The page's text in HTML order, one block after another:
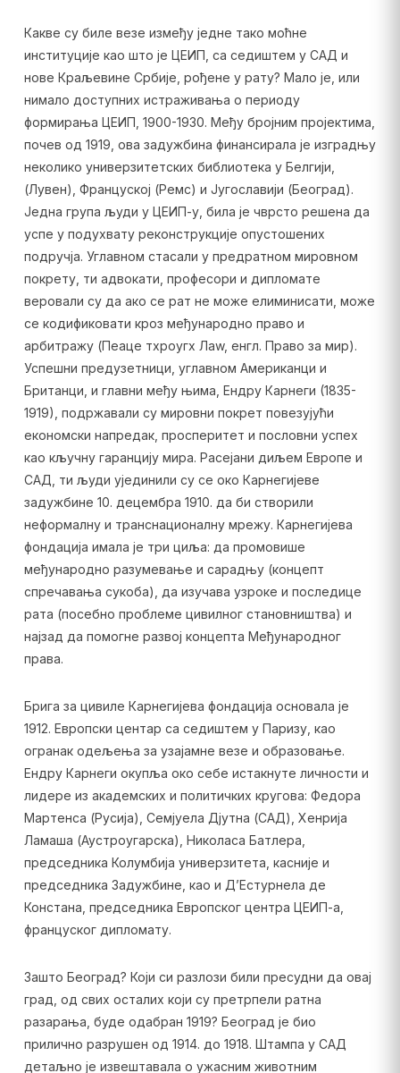
Какве су биле везе између једне тако моћне
институције као што је ЦЕИП, са седиштем у САД и
нове Краљевине Србије, рођене у рату? Мало је, или
нимало доступних истраживања о периоду
формирања ЦЕИП, 1900-1930. Међу бројним пројектима,
почев од 1919, ова задужбина финансирала је изградњу
неколико универзитетских библиотека у Белгији,
(Лувен), Француској (Ремс) и Југославији (Београд).
Једна група људи у ЦЕИП-у, била је чврсто решена да
успе у подухвату реконструкције опустошених
подручја. Углавном стасали у предратном мировном
покрету, ти адвокати, професори и дипломате
веровали су да ако се рат не може елиминисати, може
се кодификовати кроз међународно право и
арбитражу (Пеаце тхроугх Лаw, енгл. Право за мир).
Успешни предузетници, углавном Американци и
Британци, и главни међу њима, Ендру Карнеги (1835-
1919), подржавали су мировни покрет повезујући
економски напредак, просперитет и пословни успех
као кључну гаранцију мира. Расејани диљем Европе и
САД, ти људи ујединили су се око Карнегијеве
задужбине 10. децембра 1910. да би створили
неформалну и транснационалну мрежу. Карнегијева
фондација имала је три циља: да промовише
међународно разумевање и сарадњу (концепт
спречавања сукоба), да изучава узроке и последице
рата (посебно проблеме цивилног становништва) и
најзад да помогне развој концепта Међународног
права.
Брига за цивиле Карнегијева фондација основала је
1912. Европски центар са седиштем у Паризу, као
огранак одељења за узајамне везе и образовање.
Ендру Карнеги окупља око себе истакнуте личности и
лидере из академских и политичких кругова: Федора
Мартенса (Русија), Семјуела Дјутна (САД), Хенрија
Ламаша (Аустроугарска), Николаса Батлера,
председника Колумбија универзитета, касније и
председника Задужбине, као и Д’Естурнела де
Констана, председника Европског центра ЦЕИП-а,
француског дипломату.
Зашто Београд? Који си разлози били пресудни да овај
град, од свих осталих који су претрпели ратна
разарања, буде одабран 1919? Београд је био
прилично разрушен од 1914. до 1918. Штампа у САД
детаљно је извештавала о ужасним животним